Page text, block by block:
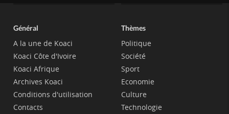
Général
A la une de Koaci
Koaci Côte d'Ivoire
Koaci Afrique
Archives Koaci
Conditions d'utilisation
Contacts
Thèmes
Politique
Société
Sport
Economie
Culture
Technologie